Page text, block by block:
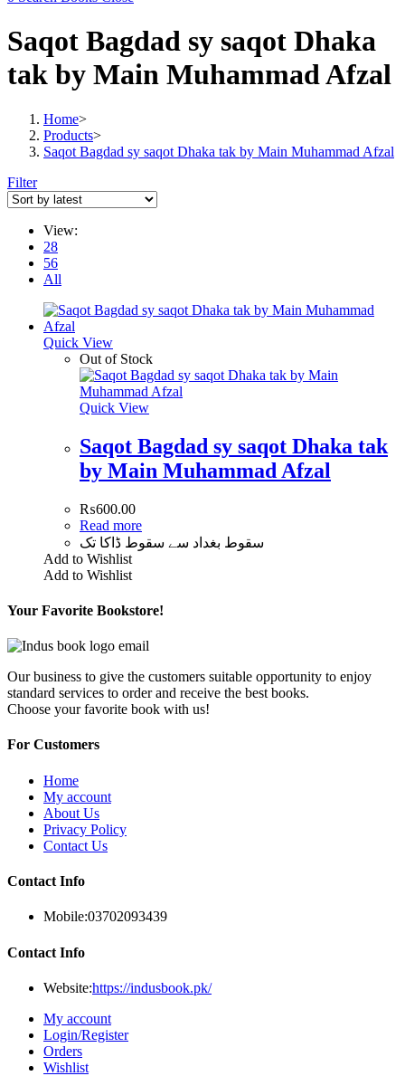
Saqot Bagdad sy saqot Dhaka
tak by Main Muhammad Afzal
Home>
Products>
Saqot Bagdad sy saqot Dhaka tak by Main Muhammad Afzal
Filter
View:
28
56
All
Quick View
Out of Stock
Quick View
Saqot Bagdad sy saqot Dhaka tak
by Main Muhammad Afzal
₨600.00
Read more
سقوط بغداد سے سقوط ڈاکا تک
Add to Wishlist
Add to Wishlist
Your Favorite Bookstore!
Our business to give the customers suitable opportunity to enjoy
standard services to order and receive the best books.
Choose your favorite book with us!
For Customers
Home
My account
About Us
Privacy Policy
Contact Us
Contact Info
Mobile:03702093439
Contact Info
Website:https://indusbook.pk/
My account
Login/Register
Orders
Wishlist